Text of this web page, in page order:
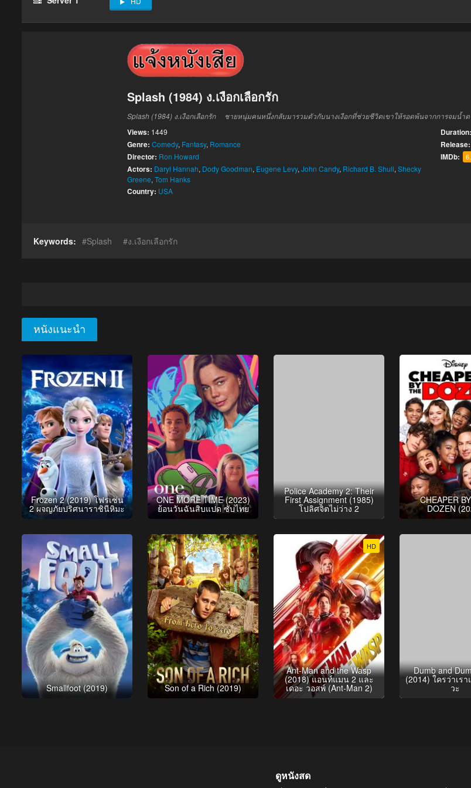
Splash (1984) ง.เงือกเลือกรัก
Splash (1984) ง.เงือกเลือกรัก ชายหนุ่มคนหนึ่งกลับมารวมตัวกับนางเงือกที่ช่วยชีวิตเขาให้รอดพ้นจากการจมน้ำต
Views: 1449
Genre: Comedy, Fantasy, Romance
Director: Ron Howard
Actors: Daryl Hannah, Dody Goodman, Eugene Levy, John Candy, Richard B. Shull, Shecky
Greene, Tom Hanks
Country: USA
Duration:
Release:
IMDb:
Keywords: Splash ง.เงือกเลือกรัก
หนังแนะนำ
Frozen 2 (2019) โฟรเซ่น
2 ผจญภัยปริศนาราชินีหิมะ
ONE MORE TIME (2023)
ย้อนวันฉันสิบแปด ซับไทย
Police Academy 2: Their
First Assignment (1985)
โปลิศจิตไม่ว่าง 2
CHEAPER
DOZEN
Smallfoot (2019) Son of a Rich (2019)
HD
Ant-Man and the Wasp
(2018) แอนท์แมน 2 และ
เดอะ วอสพ์ (Ant-Man 2)
Dumb and
(2014) ใครว่าเร
วะ
ดูหนังสด